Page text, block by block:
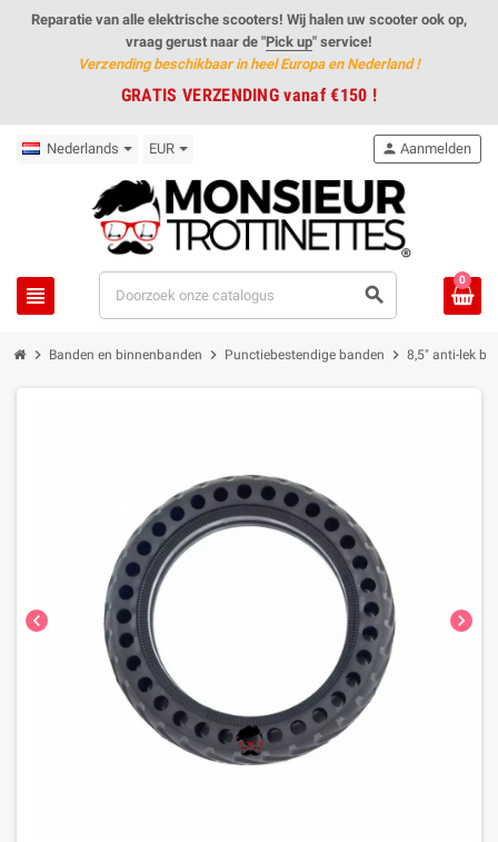
Reparatie van alle elektrische scooters! Wij halen uw scooter ook op,
vraag gerust naar de "Pick up" service!
Verzending beschikbaar in heel Europa en Nederland!
GRATIS VERZENDING vanaf €150 !
Nederlands EUR
view_headline search
person Aanmelden
0
chevron_right Banden en binnenbanden chevron_right Punctiebestendige banden chevron_right 8,5" anti-lek
chevron_left chevron_right